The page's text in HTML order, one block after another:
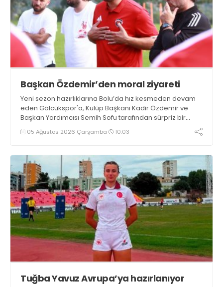
Başkan Özdemir’den moral ziyareti
Yeni sezon hazırlıklarına Bolu’da hız kesmeden devam
eden Gölcükspor'a, Kulüp Başkanı Kadir Özdemir ve
Başkan Yardımcısı Semih Sofu tarafından sürpriz bir
moral ziyareti gerçekleştirildi
05 Ağustos 2026 Çarşamba 10:03
Tuğba Yavuz Avrupa’ya hazırlanıyor